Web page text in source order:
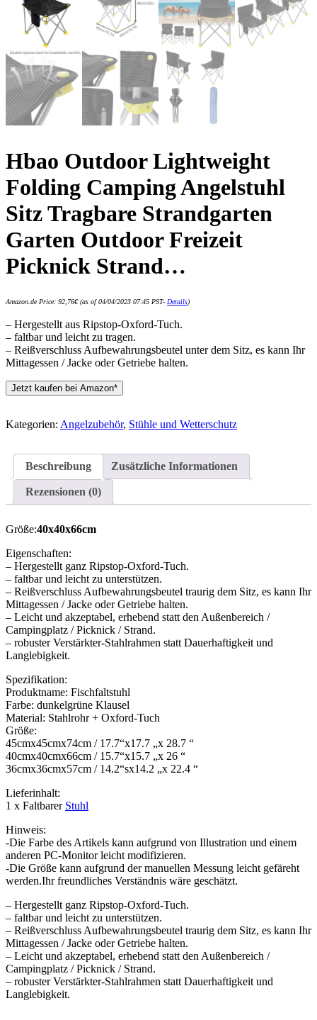
Hbao Outdoor Lightweight
Folding Camping Angelstuhl
Sitz Tragbare Strandgarten
Garten Outdoor Freizeit
Picknick Strand…
Amazon.de Price: 92,76€(as of 04/04/2023 07:45 PST- Details)
– Hergestellt aus Ripstop-Oxford-Tuch.
– faltbar und leicht zu tragen.
– Reißverschluss Aufbewahrungsbeutel unter dem Sitz, es kann Ihr
Mittagessen / Jacke oder Getriebe halten.
Jetzt kaufen bei Amazon*
Kategorien: Angelzubehör, Stühle und Wetterschutz
Beschreibung Zusätzliche Informationen
Rezensionen (0)
Größe:40x40x66cm
Eigenschaften:
– Hergestellt ganz Ripstop-Oxford-Tuch.
– faltbar und leicht zu unterstützen.
– Reißverschluss Aufbewahrungsbeutel traurig dem Sitz, es kann Ihr
Mittagessen / Jacke oder Getriebe halten.
– Leicht und akzeptabel, erhebend statt den Außenbereich /
Campingplatz / Picknick / Strand.
– robuster Verstärkter-Stahlrahmen statt Dauerhaftigkeit und
Langlebigkeit.
Spezifikation:
Produktname: Fischfaltstuhl
Farbe: dunkelgrüne Klausel
Material: Stahlrohr + Oxford-Tuch
Größe:
45cmx45cmx74cm / 17.7“x17.7 „x 28.7 “
40cmx40cmx66cm / 15.7“x15.7 „x 26 “
36cmx36cmx57cm / 14.2“sx14.2 „x 22.4 “
Lieferinhalt:
1 x Faltbarer Stuhl
Hinweis:
-Die Farbe des Artikels kann aufgrund von Illustration und einem
anderen PC-Monitor leicht modifizieren.
-Die Größe kann aufgrund der manuellen Messung leicht gefäreht
werden.Ihr freundliches Verständnis wäre geschätzt.
– Hergestellt ganz Ripstop-Oxford-Tuch.
– faltbar und leicht zu unterstützen.
– Reißverschluss Aufbewahrungsbeutel traurig dem Sitz, es kann Ihr
Mittagessen / Jacke oder Getriebe halten.
– Leicht und akzeptabel, erhebend statt den Außenbereich /
Campingplatz / Picknick / Strand.
– robuster Verstärkter-Stahlrahmen statt Dauerhaftigkeit und
Langlebigkeit.